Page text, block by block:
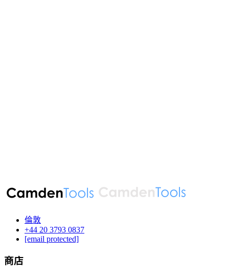
倫敦
‪+44 20 3793 0837‬
[email protected]
商店